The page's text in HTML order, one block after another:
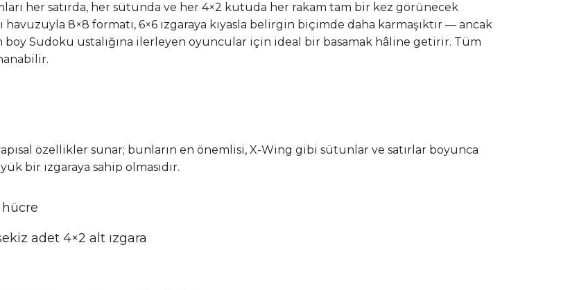
her satırda, her sütunda ve her 4×2 kutuda her rakam tam bir kez görünecek
8×8 formatı, 6×6 ızgaraya kıyasla belirgin biçimde daha karmaşıktır — ancak
boy Sudoku ustalığına ilerleyen oyuncular için ideal bir basamak hâline getirir. Tüm
özellikler sunar; bunların en önemlisi, X-Wing gibi sütunlar ve satırlar boyunca
bir ızgaraya sahip olmasıdır.
hücre
adet 4×2 alt ızgara